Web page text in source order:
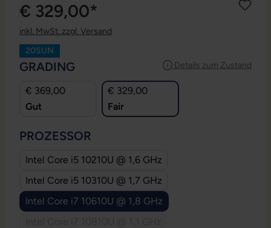
€ 329,00*
inkl. MwSt. zzgl. Versand
20SUN
Details zum Zustand
GRADING
€ 369,00
Gut
€ 329,00
Fair
PROZESSOR
Intel Core i5 10210U @ 1,6 GHz
Intel Core i5 10310U @ 1,7 GHz
Intel Core i7 10610U @ 1,8 GHz